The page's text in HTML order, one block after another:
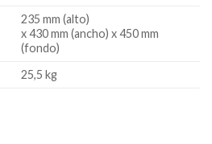
235 mm (alto)
x 430 mm (ancho) x 450 mm
(fondo)
25,5 kg